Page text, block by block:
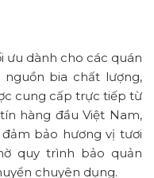
ưu dành cho các quán
bia chất lượng,
cung cấp trực tiếp từ
hàng đầu Việt Nam,
bảo hương vị tươi
quy trình bảo quản
chuyên dụng.